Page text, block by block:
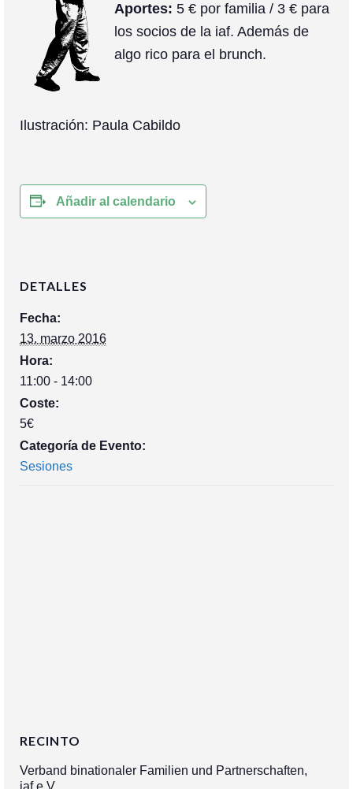
Aportes: 5 € por familia / 3 € para
los socios de la iaf. Además de
algo rico para el brunch.
Ilustración: Paula Cabildo
Añadir al calendario
DETALLES
Fecha:
13. marzo 2016
Hora:
11:00 - 14:00
Coste:
5€
Categoría de Evento:
Sesiones
RECINTO
Verband binationaler Familien und Partnerschaften,
iaf e.V.